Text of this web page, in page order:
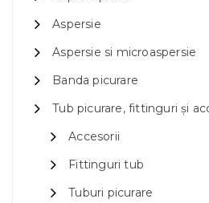
Aspersie
Aspersie si microaspersie
Banda picurare
Tub picurare, fittinguri și
Accesorii
Fittinguri tub
Tuburi picurare